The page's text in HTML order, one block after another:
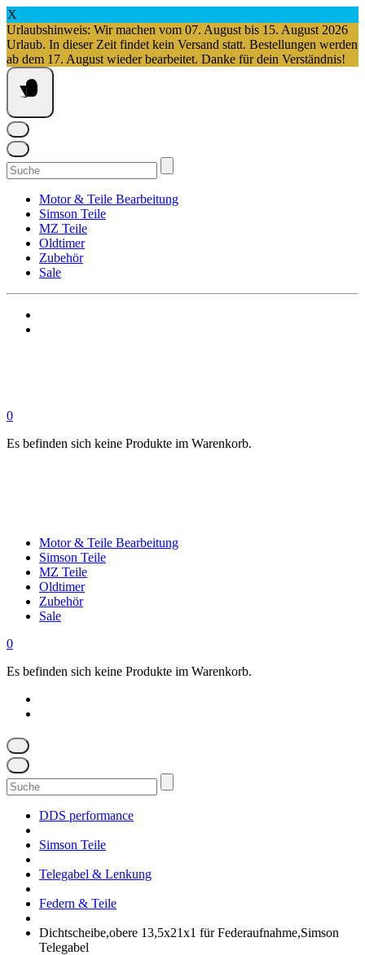
X
Urlaubshinweis: Wir machen vom 07. August bis 15. August 2026
Urlaub. In dieser Zeit findet kein Versand statt. Bestellungen werden
ab dem 17. August wieder bearbeitet. Danke für dein Verständnis!
Springe
zum
Inhalt
Suchen
nach:
Motor & Teile Bearbeitung
Simson Teile
MZ Teile
Oldtimer
Zubehör
Sale
0
Es befinden sich keine Produkte im Warenkorb.
Motor & Teile Bearbeitung
Simson Teile
MZ Teile
Oldtimer
Zubehör
Sale
0
Es befinden sich keine Produkte im Warenkorb.
Suchen
nach:
DDS performance
Simson Teile
Telegabel & Lenkung
Federn & Teile
Dichtscheibe,obere 13,5x21x1 für Federaufnahme,Simson
Telegabel